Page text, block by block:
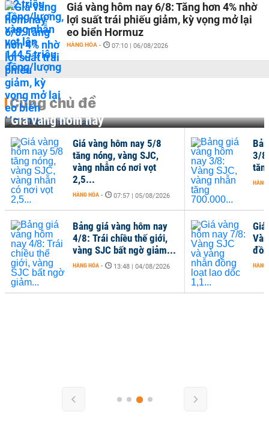
Giá vàng hôm nay 6/8: Tăng hơn 4% nhờ
lợi suất trái phiếu giảm, kỳ vọng mở lại
eo biển Hormuz
HÀNG HÓA - 07:10 | 06/08/2026
Cùng chủ đề
Giá vàng hôm nay
HÀNG
Giá vàng hôm nay 5/8
tăng nóng, vàng SJC,
vàng nhẫn có nơi vọt
2,5...
HÀNG HÓA - 07:57 | 05/08/2026
Bảng giá vàng hôm nay
4/8: Trái chiều thế giới,
vàng SJC bất ngờ giảm...
HÀNG HÓA - 13:48 | 04/08/2026
3/
HÀNG